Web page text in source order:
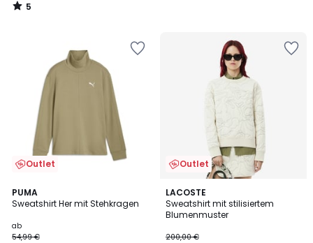
5
/
Outlet
PUMA
Sweatshirt Her mit Stehkragen
ab
54,99 €
5
/
2
Farben
Outlet
LACOSTE
Sweatshirt mit stilisiertem
Blumenmuster
200,00 €
5
/
5